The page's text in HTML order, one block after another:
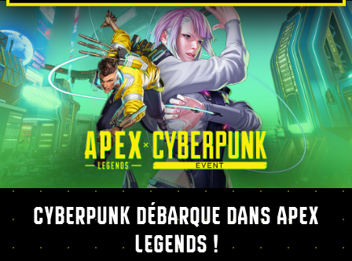
CYBERPUNK DÉBARQUE DANS APEX
LEGENDS !